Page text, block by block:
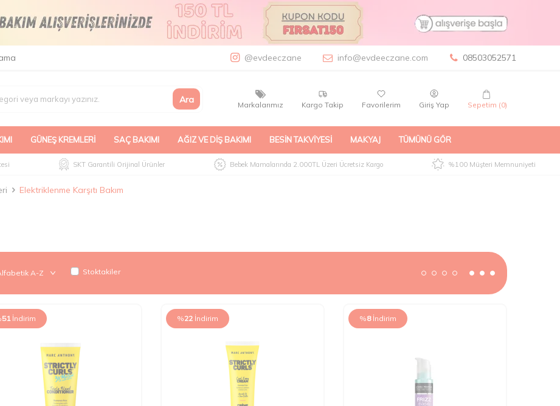
@evdeeczane info@evdeeczane.com 08503052571
Ara Markalarımız Kargo Takip Favorilerim Giriş Yap Sepetim (0)
GÜNEŞ KREMLERI SAÇ BAKIMI AĞIZ VE DIŞ BAKIMI BESIN TAKVIYESI MAKYAJ TÜMÜNÜ GÖR
SKT Garantili Orijinal Ürünler Bebek Mamalarında 2.000TL Üzeri Ücretsiz Kargo %100 Müşteri Memnuniyeti
Elektriklenme Karşıtı Bakım
Stoktakiler
51 İndirim %22 İndirim %8 İndirim